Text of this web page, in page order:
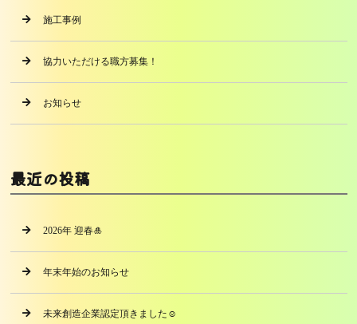
施工事例
協力いただける職方募集！
お知らせ
最近の投稿
2026年 迎春🎍
年末年始のお知らせ
未来創造企業認定頂きました☺️